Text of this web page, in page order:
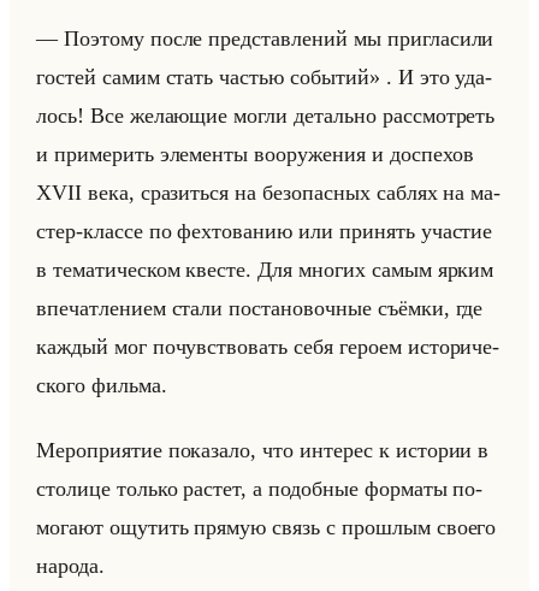
— Поэтому после представлений мы пригласили
гостей самим стать частью событий» . И это уда­
лось! Все же­ла­ющие могли де­тально рас­смот­реть
и при­ме­рить эле­мен­ты во­ору­же­ния и до­спе­хов
XVII века, сра­зиться на без­опас­ных саб­лях на ма­
стер-клас­се по фех­то­ва­нию или при­нять уча­стие
в те­ма­ти­че­ском кве­сте. Для мно­гих самым ярким
впе­чат­ле­ни­ем стали по­ста­но­воч­ные съём­ки, где
каж­дый мог по­чув­ство­вать себя ге­ро­ем ис­то­ри­че­
ско­го фильма.
Ме­ро­при­ятие по­ка­за­ло, что ин­те­рес к ис­то­рии в
сто­ли­це только рас­тет, а по­доб­ные фор­ма­ты по­
мо­га­ют ощу­тить пря­мую связь с про­шлым сво­его
на­ро­да.